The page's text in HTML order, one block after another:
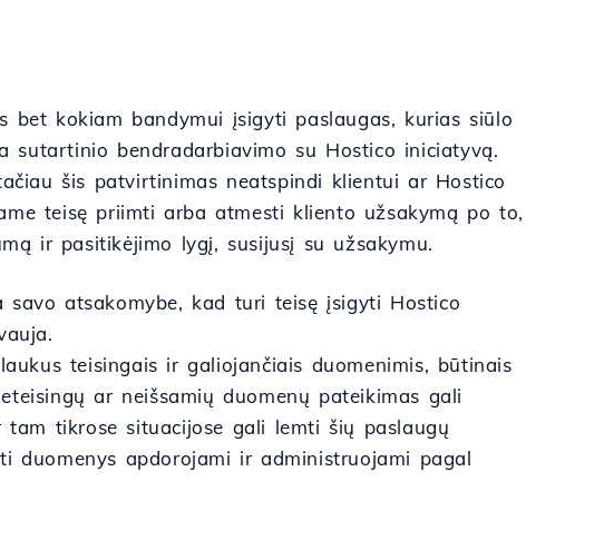
kokiam bandymui įsigyti paslaugas, kurias siūlo
sutartinio bendradarbiavimo su Hostico iniciatyvą.
šis patvirtinimas neatspindi klientui ar Hostico
teisę priimti arba atmesti kliento užsakymą po to,
ir pasitikėjimo lygį, susijusį su užsakymu.
atsakomybe, kad turi teisę įsigyti Hostico
teisingais ir galiojančiais duomenimis, būtinais
ar neišsamių duomenų pateikimas gali
tikrose situacijose gali lemti šių paslaugų
duomenys apdorojami ir administruojami pagal